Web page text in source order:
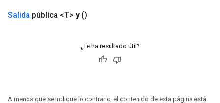
Salida pública <T> y ()
¿Te ha resultado útil?
A menos que se indique lo contrario, el contenido de esta página está